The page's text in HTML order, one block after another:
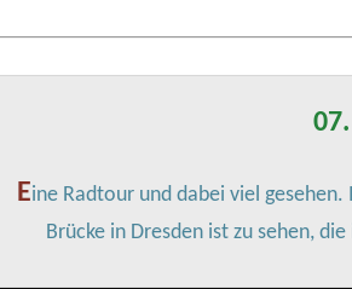
Eine Radtour und dabei viel
Brücke in Dresden ist zu sehen,